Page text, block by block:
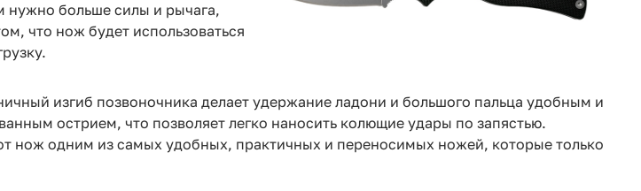
нужно больше силы и рычага,
что нож будет использоваться
изгиб позвоночника делает удержание ладони и большого пальца удобным и
острием, что позволяет легко наносить колющие удары по запястью.
нож одним из самых удобных, практичных и переносимых ножей, которые только